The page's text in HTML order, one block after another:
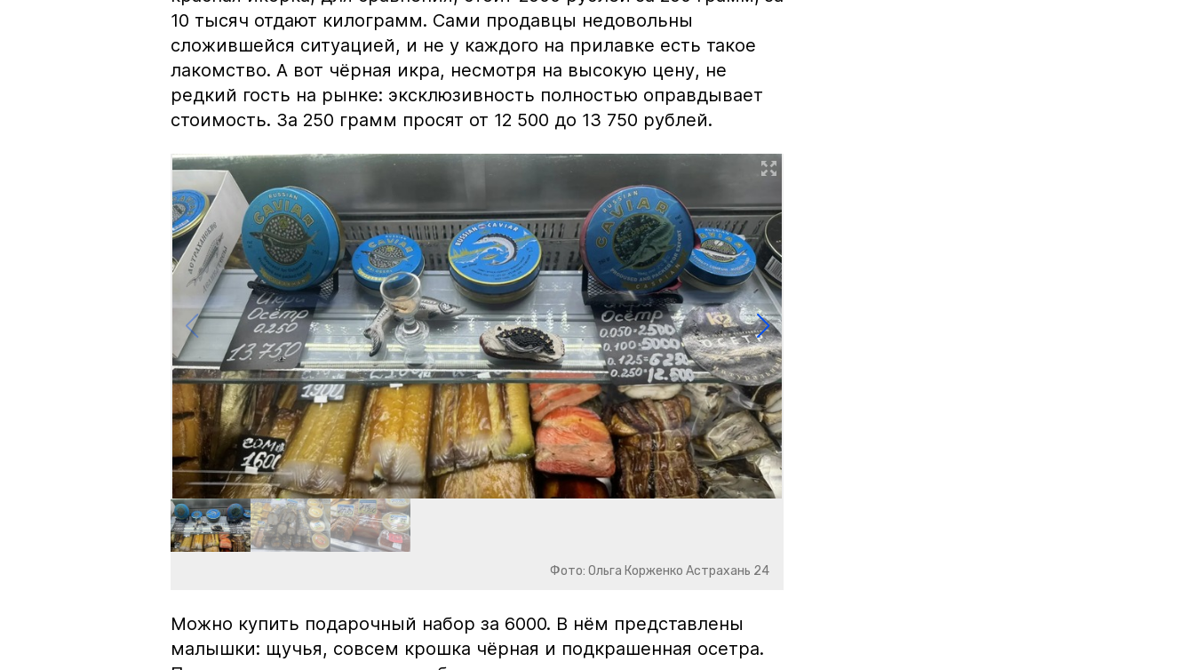
10 тысяч отдают килограмм. Сами продавцы недовольны
сложившейся ситуацией, и не у каждого на прилавке есть такое
лакомство. А вот чёрная икра, несмотря на высокую цену, не
редкий гость на рынке: эксклюзивность полностью оправдывает
стоимость. За 250 грамм просят от 12 500 до 13 750 рублей.
Фото: Ольга Корженко Астрахань 24
Можно купить подарочный набор за 6000. В нём представлены
малышки: щучья, совсем крошка чёрная и подкрашенная осетра.